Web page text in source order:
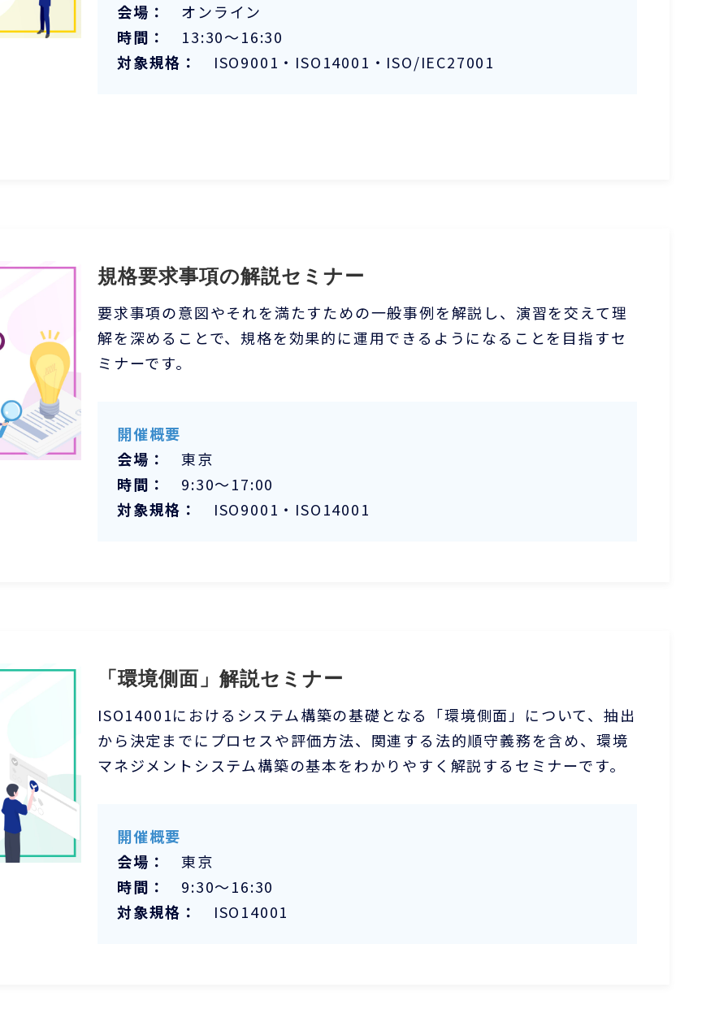
会場： オンライン
時間： 13:30～16:30
対象規格： ISO9001・ISO14001・ISO/IEC27001
規格要求事項の解説セミナー
要求事項の意図やそれを満たすための一般事例を解説し、演習を交えて理
解を深めることで、規格を効果的に運用できるようになることを目指すセ
ミナーです。
開催概要
会場：
東京
時間：
9:30～17:00
対象規格：
ISO9001・ISO14001
「環境側面」解説セミナー
ISO14001におけるシステム構築の基礎となる「環境側面」について、抽出
から決定までにプロセスや評価方法、関連する法的順守義務を含め、環境
マネジメントシステム構築の基本をわかりやすく解説するセミナーです。
開催概要
会場： 東京
時間：
9:30～16:30
対象規格：
ISO14001